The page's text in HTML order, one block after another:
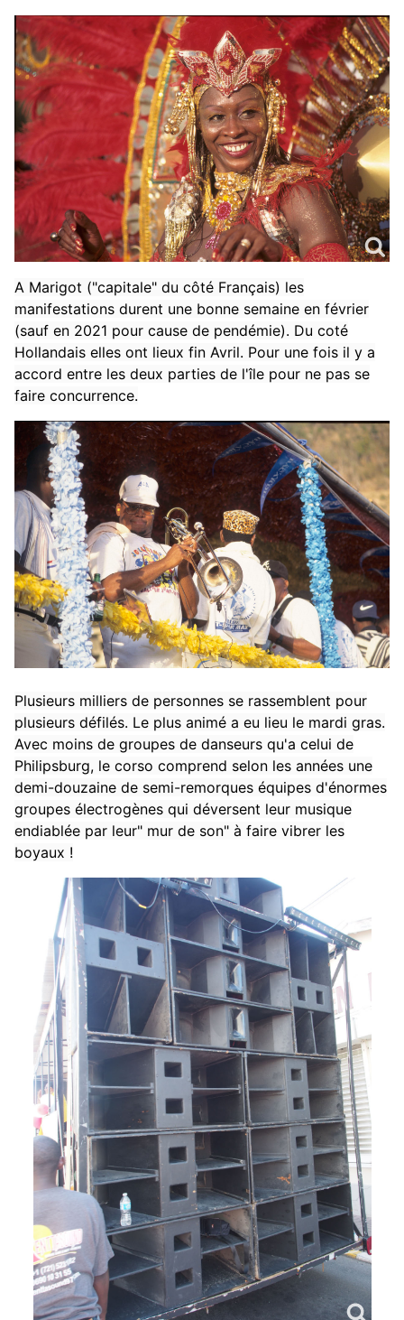
A Marigot ("capitale" du côté Français) les
manifestations durent une bonne semaine en février
(sauf en 2021 pour cause de pendémie). Du coté
Hollandais elles ont lieux fin Avril. Pour une fois il y a
accord entre les deux parties de l'île pour ne pas se
faire concurrence.
Plusieurs milliers de personnes se rassemblent pour
plusieurs défilés. Le plus animé a eu lieu le mardi gras.
Avec moins de groupes de danseurs qu'a celui de
Philipsburg, le corso comprend selon les années une
demi-douzaine de semi-remorques équipes d'énormes
groupes électrogènes qui déversent leur musique
endiablée par leur" mur de son" à faire vibrer les
boyaux !